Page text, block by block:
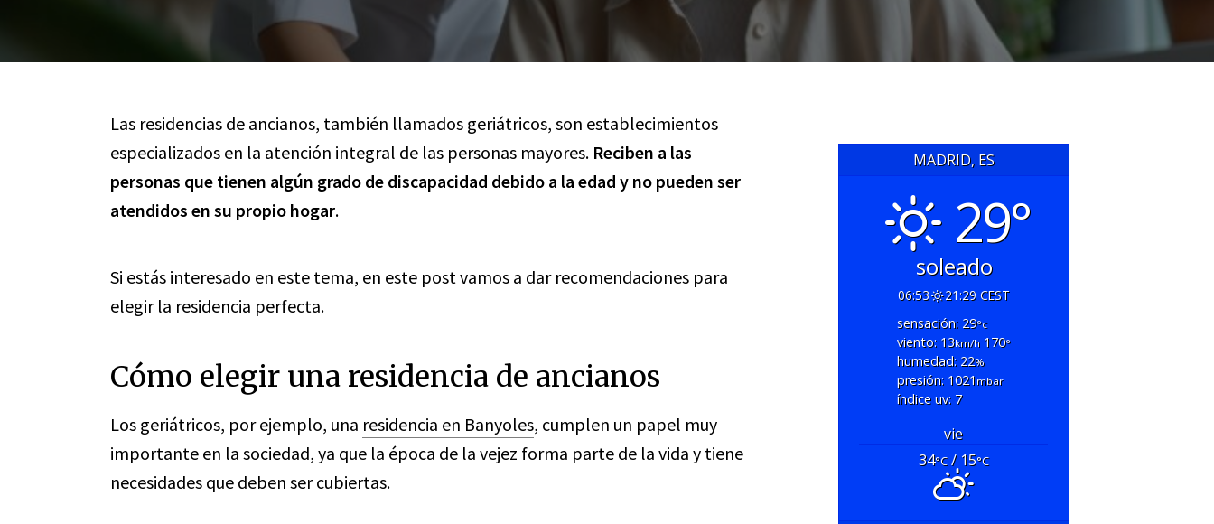
Las residencias de ancianos, también llamados geriátricos, son establecimientos
especializados en la atención integral de las personas mayores. Reciben a las
personas que tienen algún grado de discapacidad debido a la edad y no pueden ser
atendidos en su propio hogar.
Si estás interesado en este tema, en este post vamos a dar recomendaciones para
elegir la residencia perfecta.
Cómo elegir una residencia de ancianos
Los geriátricos, por ejemplo, una residencia en Banyoles, cumplen un papel muy
importante en la sociedad, ya que la época de la vejez forma parte de la vida y tiene
necesidades que deben ser cubiertas.
MADRID, ES
29°
soleado
06:53
21:29 CEST
sensación: 29°c
viento: 13km/h 170°
humedad: 22%
presión: 1021 mbar
índice uv: 7
vie
34°C/ 15°C